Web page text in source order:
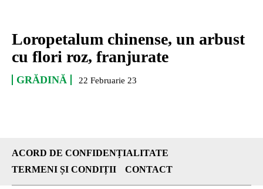
Loropetalum chinense, un arbust
cu flori roz, franjurate
GRĂDINĂ 22 Februarie 23
ACORD DE CONFIDENȚIALITATE
TERMENI ȘI CONDIȚII
CONTACT